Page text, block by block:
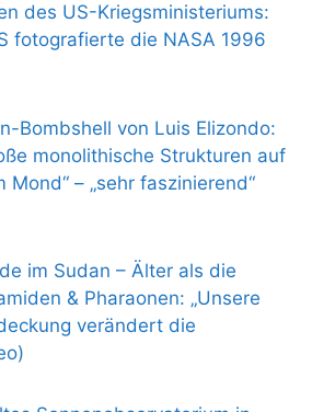
des US-Kriegsministeriums:
fotografierte die NASA 1996
Bombshell von Luis Elizondo:
monolithische Strukturen auf
Mond“ – „sehr faszinierend“
im Sudan – Älter als die
& Pharaonen: „Unsere
verändert die